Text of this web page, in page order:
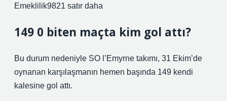
Emeklilik9821 satır daha
149 0 biten maçta kim gol attı?
Bu durum nedeniyle SO l’Emyrne takımı, 31 Ekim’de
oynanan karşılaşmanın hemen başında 149 kendi
kalesine gol attı.